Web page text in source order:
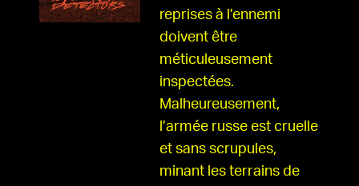
reprises à l’ennemi
doivent être
méticuleusement
inspectées.
Malheureusement,
l’armée russe est cruelle
et sans scrupules,
minant les terrains de